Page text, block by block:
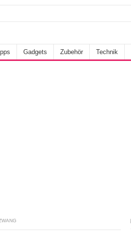
Gadgets Zubehör Technik